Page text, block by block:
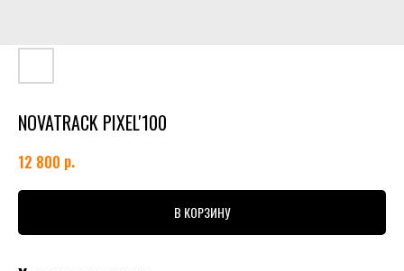
NOVATRACK PIXEL'100
12 800 р.
В КОРЗИНУ